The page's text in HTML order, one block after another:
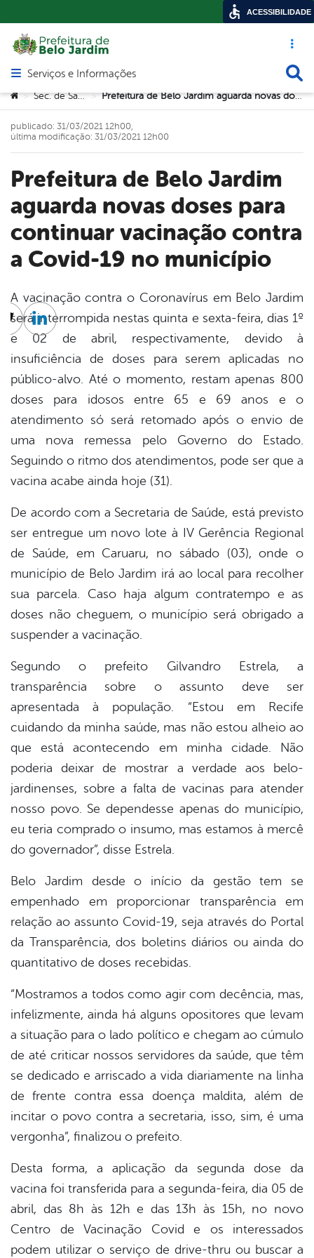
Acesso
Abrir menu principal de navegação
Serviços e Informações
Você está aqui:
> Sec. de Saúde > Prefeitura de Belo Jardim aguarda novas doses para continuar vacinação contra a Covid-19 no município
Prefeitura de Belo Jardim
aguarda novas doses para
continuar vacinação contra
a Covid-19 no município
publicado: 31/03/2021 12h00,
última modificação: 31/03/2021 12h00
A vacinação contra o Coronavírus em Belo Jardim
será interrompida nestas quinta e sexta-feira, dias 1º
e 02 de abril, respectivamente, devido à
insuficiência de doses para serem aplicadas no
público-alvo. Até o momento, restam apenas 800
doses para idosos entre 65 e 69 anos e o
atendimento só será retomado após o envio de
uma nova remessa pelo Governo do Estado.
Seguindo o ritmo dos atendimentos, pode ser que a
vacina acabe ainda hoje (31).
De acordo com a Secretaria de Saúde, está previsto
ser entregue um novo lote à IV Gerência Regional
de Saúde, em Caruaru, no sábado (03), onde o
município de Belo Jardim irá ao local para recolher
sua parcela. Caso haja algum contratempo e as
doses não cheguem, o município será obrigado a
suspender a vacinação.
Segundo o prefeito Gilvandro Estrela, a
transparência sobre o assunto deve ser
apresentada à população. “Estou em Recife
cuidando da minha saúde, mas não estou alheio ao
que está acontecendo em minha cidade. Não
poderia deixar de mostrar a verdade aos belo-
jardinenses, sobre a falta de vacinas para atender
nosso povo. Se dependesse apenas do município,
eu teria comprado o insumo, mas estamos à mercê
do governador”, disse Estrela.
Belo Jardim desde o início da gestão tem se
empenhado em proporcionar transparência em
relação ao assunto Covid-19, seja através do Portal
da Transparência, dos boletins diários ou ainda do
quantitativo de doses recebidas.
“Mostramos a todos como agir com decência, mas,
infelizmente, ainda há alguns opositores que levam
a situação para o lado político e chegam ao cúmulo
de até criticar nossos servidores da saúde, que têm
se dedicado e arriscado a vida diariamente na linha
de frente contra essa doença maldita, além de
incitar o povo contra a secretaria, isso, sim, é uma
vergonha”, finalizou o prefeito.
Desta forma, a aplicação da segunda dose da
vacina foi transferida para a segunda-feira, dia 05 de
abril, das 8h às 12h e das 13h às 15h, no novo
Centro de Vacinação Covid e os interessados
podem utilizar o serviço de drive-thru ou buscar a
Twitter
Linkedin
ACESSIBILIDADE